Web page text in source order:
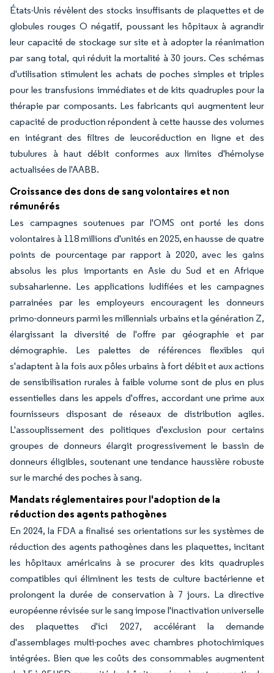
États-Unis révèlent des stocks insuffisants de plaquettes et de
globules rouges O négatif, poussant les hôpitaux à agrandir
leur capacité de stockage sur site et à adopter la réanimation
par sang total, qui réduit la mortalité à 30 jours. Ces schémas
d'utilisation stimulent les achats de poches simples et triples
pour les transfusions immédiates et de kits quadruples pour la
thérapie par composants. Les fabricants qui augmentent leur
capacité de production répondent à cette hausse des volumes
en intégrant des filtres de leucoréduction en ligne et des
tubulures à haut débit conformes aux limites d'hémolyse
actualisées de l'AABB.
Croissance des dons de sang volontaires et non
rémunérés
Les campagnes soutenues par l'OMS ont porté les dons
volontaires à 118 millions d'unités en 2025, en hausse de quatre
points de pourcentage par rapport à 2020, avec les gains
absolus les plus importants en Asie du Sud et en Afrique
subsaharienne. Les applications ludifiées et les campagnes
parrainées par les employeurs encouragent les donneurs
primo-donneurs parmi les millennials urbains et la génération Z,
élargissant la diversité de l'offre par géographie et par
démographie. Les palettes de références flexibles qui
s'adaptent à la fois aux pôles urbains à fort débit et aux actions
de sensibilisation rurales à faible volume sont de plus en plus
essentielles dans les appels d'offres, accordant une prime aux
fournisseurs disposant de réseaux de distribution agiles.
L'assouplissement des politiques d'exclusion pour certains
groupes de donneurs élargit progressivement le bassin de
donneurs éligibles, soutenant une tendance haussière robuste
sur le marché des poches à sang.
Mandats réglementaires pour l'adoption de la
réduction des agents pathogènes
En 2024, la FDA a finalisé ses orientations sur les systèmes de
réduction des agents pathogènes dans les plaquettes, incitant
les hôpitaux américains à se procurer des kits quadruples
compatibles qui éliminent les tests de culture bactérienne et
prolongent la durée de conservation à 7 jours. La directive
européenne révisée sur le sang impose l'inactivation universelle
des plaquettes d'ici 2027, accélérant la demande
d'assemblages multi-poches avec chambres photochimiques
intégrées. Bien que les coûts des consommables augmentent